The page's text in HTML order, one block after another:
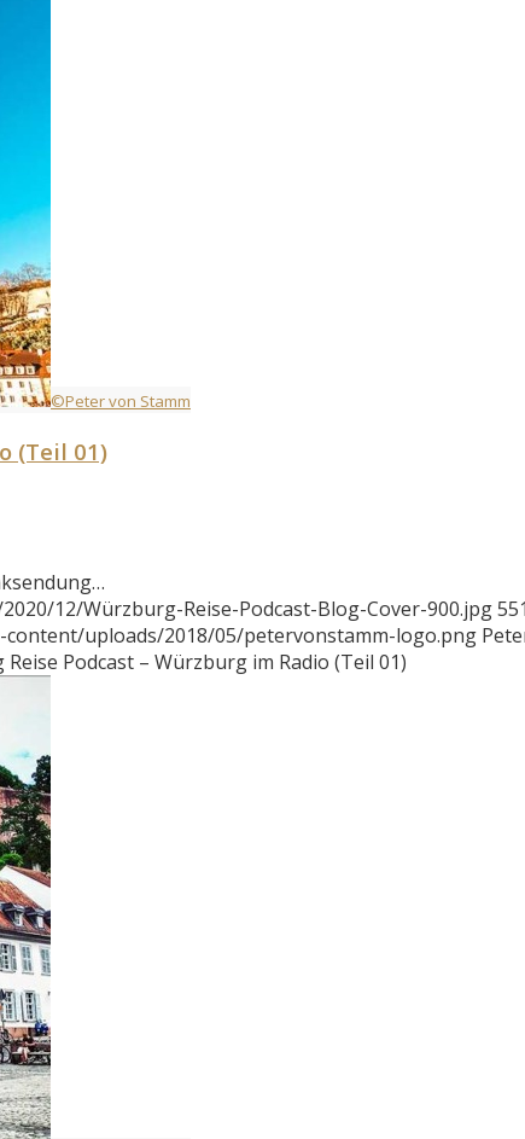
©Peter von Stamm
(Teil 01)
12/Würzburg-Reise-Podcast-Blog-Cover-900.jpg551
uploads/2018/05/petervonstamm-logo.png
Podcast – Würzburg im Radio (Teil 01)